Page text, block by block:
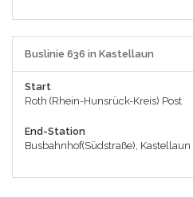
Buslinie 636 in Kastellaun
Start
Roth (Rhein-Hunsrück-Kreis) Post
End-Station
Busbahnhof(Südstraße), Kastellaun